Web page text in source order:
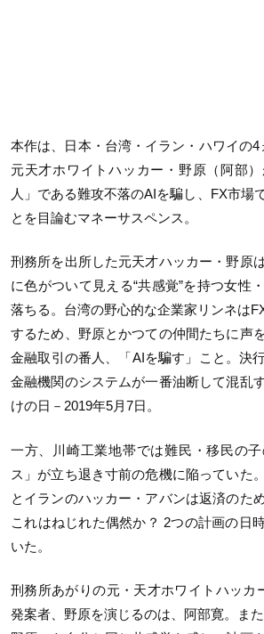
本作は、日本・台湾・イラン・ハワイの4
元天才ホワイトハッカー・野原（阿部
人」である難攻不落のAIを騙し、FX市場
とを目論むマネーサスペンス。
刑務所を出所した元天才ハッカー・野原
に色がついて見える“共感覚”を持つ女性
落ちる。台湾の野心的な企業家リンネは
するため、野原とかつての仲間たちに声
金融取引の番人、「AIを騙す」こと。決
金融機関のシステムが一番油断して混乱
けの日－2019年5月7日。
一方、川崎工業地帯では難民・移民の
ス」が立ち退き寸前の危機に陥っていた
とイランのハッカー・アバンは返済のた
これはねじれた偶然か？ 2つの計画の日
いた。
刑務所あがりの元・天才ホワイトハッカ
発案者、野原を演じるのは、阿部寛。また